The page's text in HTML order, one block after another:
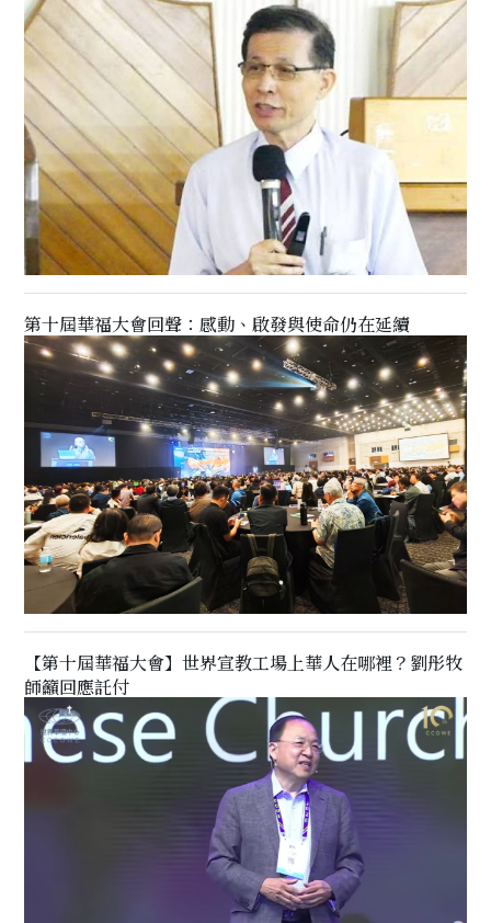
第十屆華福大會回聲：感動、啟發與使命仍在延續
【第十屆華福大會】世界宣教工場上華人在哪裡？劉彤牧
師籲回應託付